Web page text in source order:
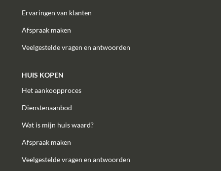
Ervaringen van klanten
Afspraak maken
Veelgestelde vragen en antwoorden
HUIS KOPEN
Het aankoopproces
Dienstenaanbod
Wat is mijn huis waard?
Afspraak maken
Veelgestelde vragen en antwoorden